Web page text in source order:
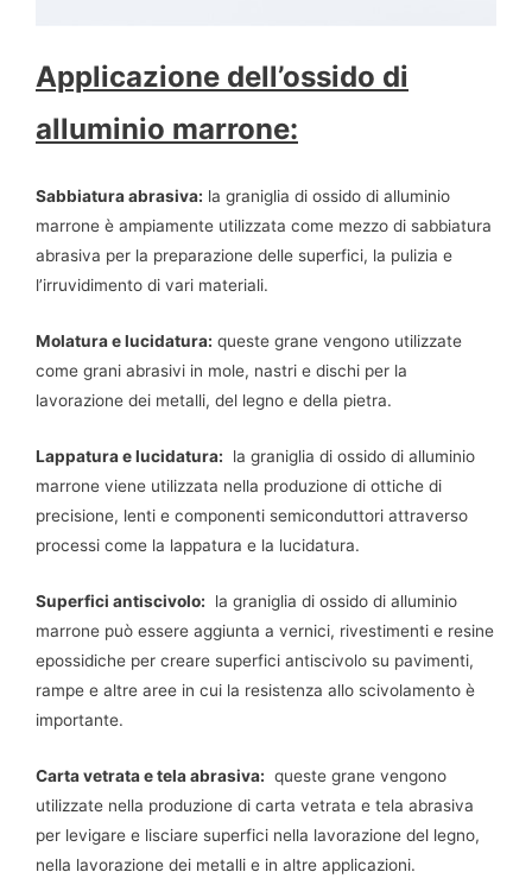
Applicazione dell’ossido di
alluminio marrone:
Sabbiatura abrasiva: la graniglia di ossido di alluminio
marrone è ampiamente utilizzata come mezzo di sabbiatura
abrasiva per la preparazione delle superfici, la pulizia e
l’irruvidimento di vari materiali.
Molatura e lucidatura: queste grane vengono utilizzate
come grani abrasivi in ​​mole, nastri e dischi per la
lavorazione dei metalli, del legno e della pietra.
Lappatura e lucidatura: la graniglia di ossido di alluminio
marrone viene utilizzata nella produzione di ottiche di
precisione, lenti e componenti semiconduttori attraverso
processi come la lappatura e la lucidatura.
Superfici antiscivolo: la graniglia di ossido di alluminio
marrone può essere aggiunta a vernici, rivestimenti e resine
epossidiche per creare superfici antiscivolo su pavimenti,
rampe e altre aree in cui la resistenza allo scivolamento è
importante.
Carta vetrata e tela abrasiva: queste grane vengono
utilizzate nella produzione di carta vetrata e tela abrasiva
per levigare e lisciare superfici nella lavorazione del legno,
nella lavorazione dei metalli e in altre applicazioni.